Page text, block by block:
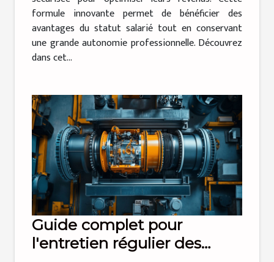
formule innovante permet de bénéficier des
avantages du statut salarié tout en conservant
une grande autonomie professionnelle. Découvrez
dans cet...
Guide complet pour
l'entretien régulier des